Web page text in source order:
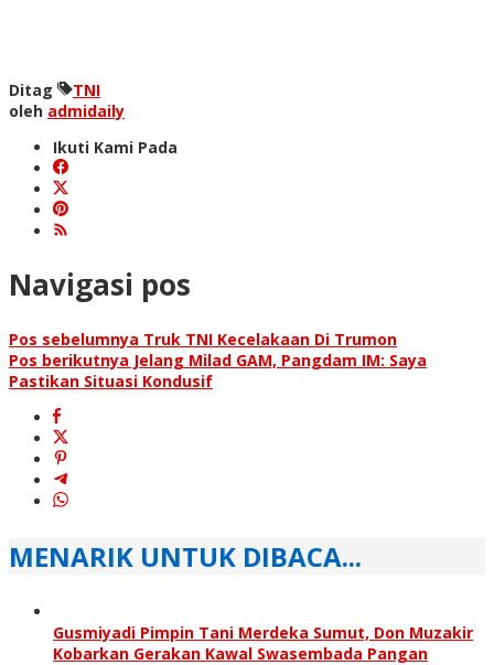
Ditag
TNI
oleh admidaily
Ikuti Kami Pada
Navigasi pos
Pos sebelumnya Truk TNI Kecelakaan Di Trumon
Pos berikutnya Jelang Milad GAM, Pangdam IM: Saya
Pastikan Situasi Kondusif
MENARIK UNTUK DIBACA...
Gusmiyadi Pimpin Tani Merdeka Sumut, Don Muzakir
Kobarkan Gerakan Kawal Swasembada Pangan